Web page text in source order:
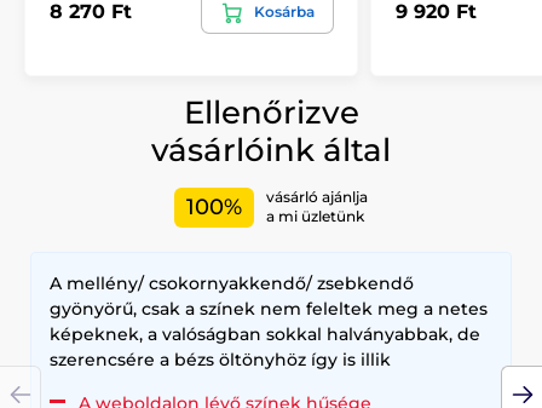
8 270 Ft Kosárba 9 920 Ft
Ellenőrizve
vásárlóink által
100%
vásárló ajánlja
a mi üzletünk
A mellény/ csokornyakkendő/ zsebkendő
gyönyörű, csak a színek nem feleltek meg a netes
képeknek, a valóságban sokkal halványabbak, de
szerencsére a bézs öltönyhöz így is illik
A weboldalon lévő színek hűsége